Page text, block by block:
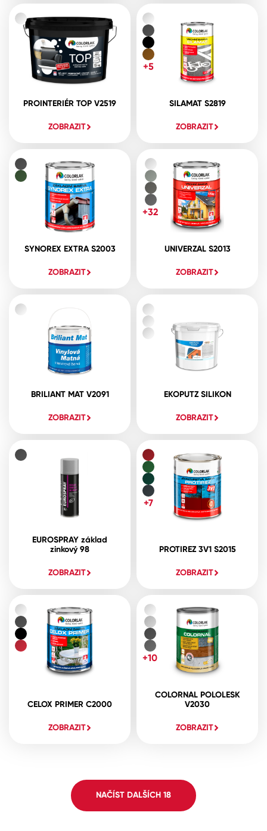
PROINTERIÉR TOP V2519
ZOBRAZIT
SILAMAT S2819
ZOBRAZIT
+5
SYNOREX EXTRA S2003
ZOBRAZIT
UNIVERZAL S2013
ZOBRAZIT
+32
BRILIANT MAT V2091
ZOBRAZIT
EKOPUTZ SILIKON
ZOBRAZIT
EUROSPRAY základ
zinkový 98
ZOBRAZIT
PROTIREZ 3V1 S2015
ZOBRAZIT
+7
CELOX PRIMER C2000
ZOBRAZIT
COLORNAL POLOLESK
V2030
ZOBRAZIT
+10
NAČÍST DALŠÍCH 18